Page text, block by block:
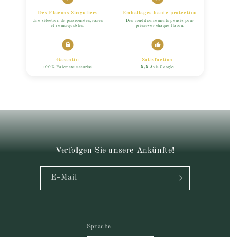
Des Flacons Singuliers
Une sélection de passionnées, rares
et remarquables.
Emballages haute protection
Des conditionnements pensés pour
préserver chaque flacon.
Garantie
100% Paiement sécurisé
Satisfaction
5/5 Avis Google
Verfolgen Sie unsere Ankünfte!
E-Mail
Sprache